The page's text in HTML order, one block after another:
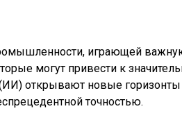
играющей
могут привести к
открывают новые
точностью.